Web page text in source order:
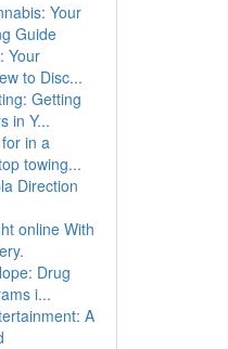
Your
Guide
Your
to Disc...
Getting
in Y...
in a
towing...
Direction
online With
Drug
i...
A